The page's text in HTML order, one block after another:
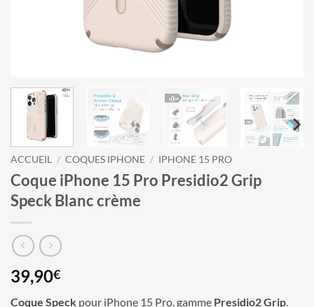
ACCUEIL / COQUES IPHONE / IPHONE 15 PRO
Coque iPhone 15 Pro Presidio2 Grip
Speck Blanc crème
39,90€
Coque Speck pour iPhone 15 Pro. gamme Presidio2 Grip.